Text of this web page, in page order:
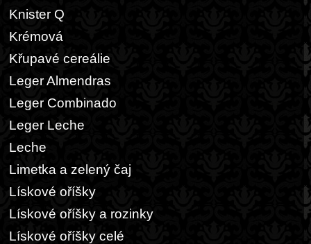
Knister Q
Krémová
Křupavé cereálie
Leger Almendras
Leger Combinado
Leger Leche
Leche
Limetka a zelený čaj
Lískové oříšky
Lískové oříšky a rozinky
Lískové oříšky celé